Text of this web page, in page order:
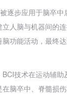
逐步应用于脑卒
人脑与机器间的
功能活动，最终
技术在运动辅
脑卒中、脊髓损